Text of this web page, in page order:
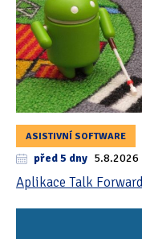
ASISTIVNÍ SOFTWARE
před 5 dny 5.8.2026
Aplikace Talk